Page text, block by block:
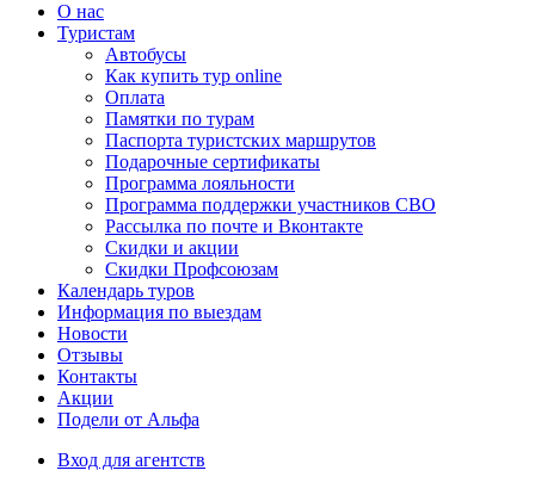
О нас
Туристам
Автобусы
Как купить тур online
Оплата
Памятки по турам
Паспорта туристских маршрутов
Подарочные сертификаты
Программа лояльности
Программа поддержки участников СВО
Рассылка по почте и Вконтакте
Скидки и акции
Скидки Профсоюзам
Календарь туров
Информация по выездам
Новости
Отзывы
Контакты
Акции
Подели от Альфа
Вход для агентств